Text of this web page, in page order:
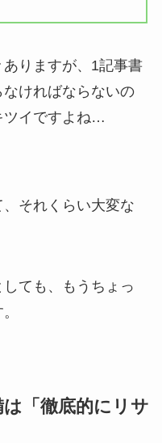
りますが、1記事書
ければならないの
ツイですよね…
それくらい大変な
ても、もうちょっ
は「徹底的にリサ